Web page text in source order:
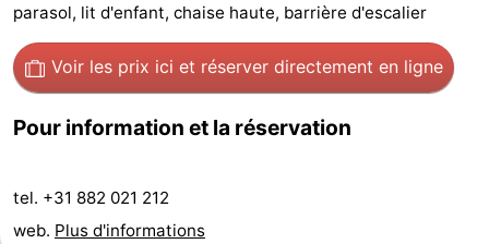
minutes
Plages
Voir
faire
d'intérêt
-
parasol, lit d'enfant, chaise haute, barrière d'escalier
Voir les prix ici et réserver directement en ligne
Pour information et la réservation
tel. +31 882 021 212
web. Plus d'informations